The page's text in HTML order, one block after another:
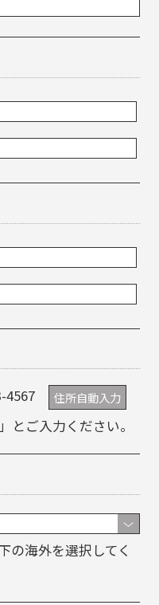
4567 住所自動入力
ご入力ください。
海外を選択してく